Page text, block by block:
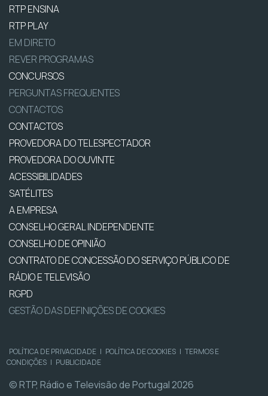
RTP ENSINA
RTP PLAY
EM DIRETO
REVER PROGRAMAS
CONCURSOS
PERGUNTAS FREQUENTES
CONTACTOS
CONTACTOS
PROVEDORA DO TELESPECTADOR
PROVEDORA DO OUVINTE
ACESSIBILIDADES
SATÉLITES
A EMPRESA
CONSELHO GERAL INDEPENDENTE
CONSELHO DE OPINIÃO
CONTRATO DE CONCESSÃO DO SERVIÇO PÚBLICO DE
RÁDIO E TELEVISÃO
RGPD
GESTÃO DAS DEFINIÇÕES DE COOKIES
POLÍTICA DE PRIVACIDADE | POLÍTICA DE COOKIES | TERMOS E
CONDIÇÕES | PUBLICIDADE
© RTP, Rádio e Televisão de Portugal 2026